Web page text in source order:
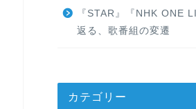
『STAR』『NHK ONE
返る、歌番組の変遷
カテゴリー